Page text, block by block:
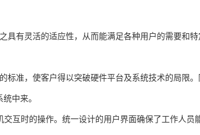
具有灵活的适应性，从而能满足各种用户的需要和
标准，使客户得以突破硬件平台及系统技术的局限
中来。
互时的操作。统一设计的用户界面确保了工作人员